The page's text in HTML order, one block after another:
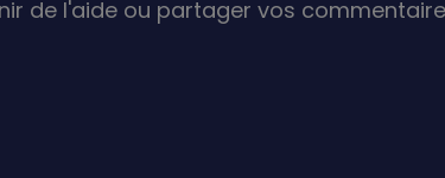
de l'aide ou partager vos